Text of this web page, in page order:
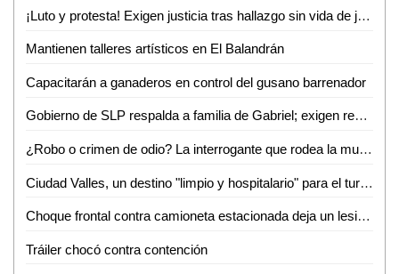
¡Luto y protesta! Exigen justicia tras hallazgo sin vida de joven enfermero vallense
Mantienen talleres artísticos en El Balandrán
Capacitarán a ganaderos en control del gusano barrenador
Gobierno de SLP respalda a familia de Gabriel; exigen resultados a la Fiscalía de Valles
¿Robo o crimen de odio? La interrogante que rodea la muerte de Gabriel García Balleza
Ciudad Valles, un destino "limpio y hospitalario" para el turismo nacional: Ana Pelayo
Choque frontal contra camioneta estacionada deja un lesionado en la colonia Obrera
Tráiler chocó contra contención